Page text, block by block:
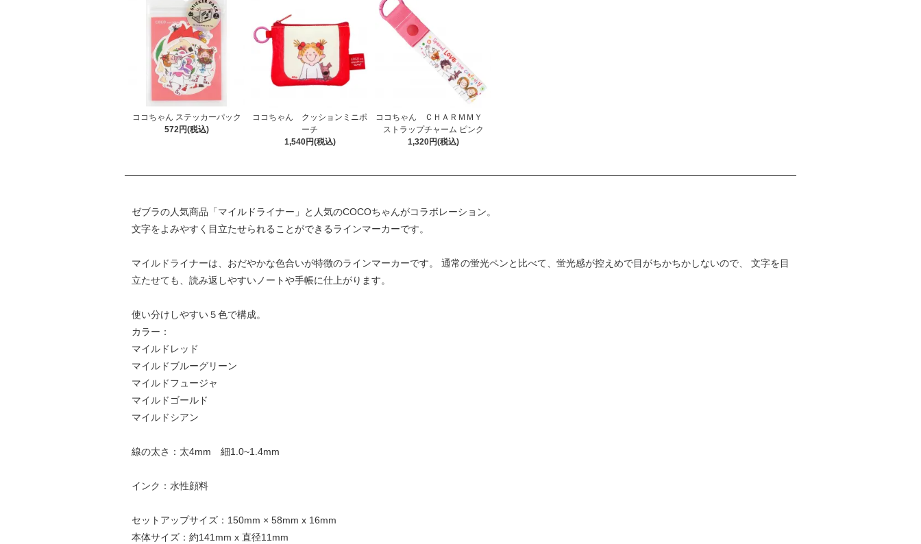
ココちゃん ステッカーパック
572円(税込)
ココちゃん クッションミニポ
ーチ
1,540円(税込)
ココちゃん ＣＨＡＲＭＭＹ
ストラップチャーム ピンク
1,320円(税込)
ゼブラの人気商品「マイルドライナー」と人気のCOCOちゃんがコラボレーション。
文字をよみやすく目立たせられることができるラインマーカーです。
マイルドライナーは、おだやかな色合いが特徴のラインマーカーです。 通常の蛍光ペンと比べて、蛍光感が控えめで目がちかちかしないので、 文字を目
立たせても、読み返しやすいノートや手帳に仕上がります。
使い分けしやすい５色で構成。
カラー：
マイルドレッド
マイルドブルーグリーン
マイルドフュージャ
マイルドゴールド
マイルドシアン
線の太さ：太4mm 細1.0~1.4mm
インク：水性顔料
セットアップサイズ：150mm × 58mm x 16mm
本体サイズ：約141mm x 直径11mm